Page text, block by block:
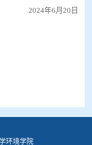
2024年6月20日
环境学院